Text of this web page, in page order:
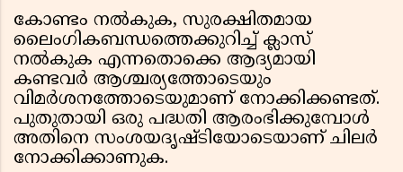
കോണ്ടം നൽകുക, സുരക്ഷിതമായ
ലൈംഗികബന്ധത്തെക്കുറിച്ച് ക്ലാസ്
നൽകുക എന്നതൊക്കെ ആദ്യമായി
കണ്ടവർ ആശ്ചര്യത്തോടെയും
വിമർശനത്തോടെയുമാണ് നോക്കിക്കണ്ടത്.
പുതുതായി ഒരു പദ്ധതി ആരംഭിക്കുമ്പോൾ
അതിനെ സംശയദൃഷ്ടിയോടെയാണ് ചിലർ
നോക്കിക്കാണുക.